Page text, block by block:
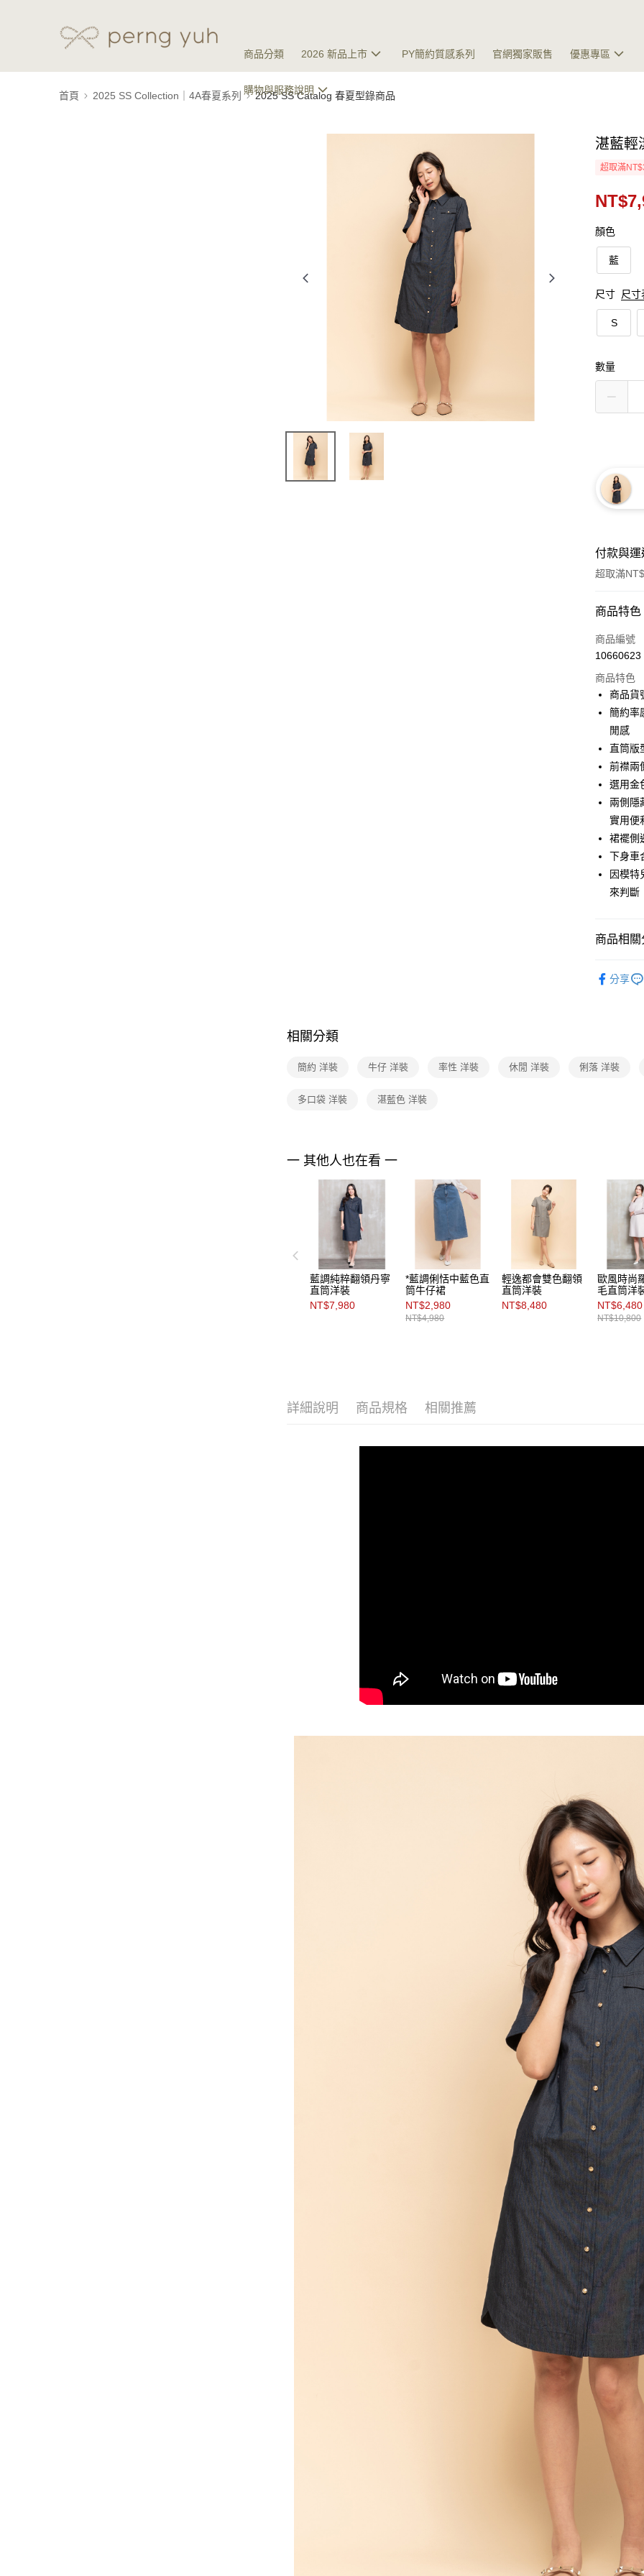
商品分類 2026 新品上市 PY簡約質感系列 官網獨家販售 優惠專區
購物與服務說明
首頁 2025 SS Collection｜4A春夏系列 2025 SS Catalog 春夏型錄商品
湛藍輕
超取滿
顏色
藍
尺寸 尺寸
S
數量
付款與
超取滿
付款方式
信用卡一
3 期
合作金
華南商
國泰世
臺灣中
匯豐（
聯邦商
元大商
台新國
台灣樂
超商取貨
Apple Pay
AFTEE先
相關說明
【關於「
AFTEE
便利好安
１．簡單
【「
２．訂單
是否繳費
３．未成
「
４．使用
即時審查
結果請求
５．嚴禁
形，恩沛
動。
ATM付款
全家取貨
付款後全
付款後7-
每筆
付款後門
商品特色
商品編號
10660623
商品特色
商品貨
簡約率
閒感
直筒版
前襟兩
選用金
兩側隱
實用便
裙襬側
下身車
因模特
來判斷
商品相關
品 分享
相關分類
簡約 洋裝 牛仔 洋裝 率性 洋裝 休閒 洋裝 俐落 洋裝
多口袋 洋裝 湛藍色 洋裝
一 其他人也在看 一
藍調純粹翻領丹寧
直筒洋裝
NT$7,980
*藍調俐恬中藍色直
筒牛仔裙
NT$2,980
NT$4,980
輕逸都會雙色翻領
直筒洋裝
NT$8,480
歐風時尚
毛直筒洋
NT$6,480
NT$10,800
詳細說明 商品規格 相關推薦